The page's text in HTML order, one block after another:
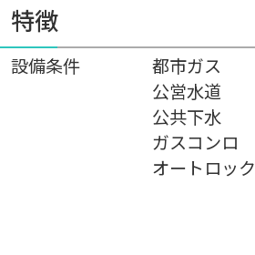
特徴
設備条件
都市ガス
公営水道
公共下水
ガスコンロ
オートロック